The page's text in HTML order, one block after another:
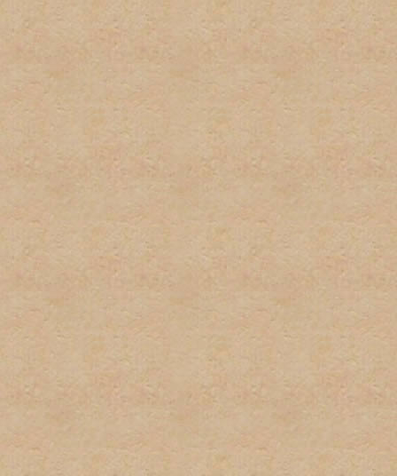
2. No habrá uso excesivo
mantengan este tipo del
3. Cada usuario tiene
suplantación de terceros
instancia habrá una
instacia el usuario sera
o herir algun otro
5. El spam no será